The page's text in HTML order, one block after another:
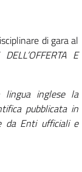
di gara al
E
lingua inglese la
pubblicata in
da Enti ufficiali e